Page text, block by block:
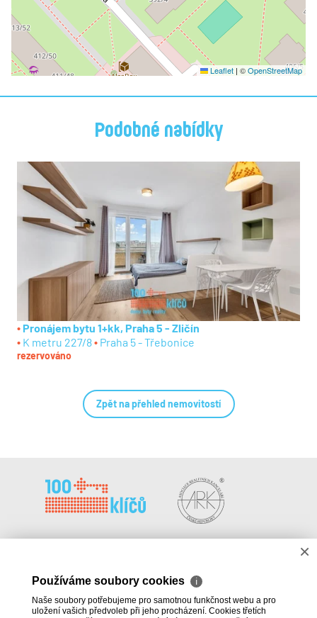
Leaflet | ©OpenStreetMap
Podobné nabídky
Pronájem bytu 1+kk, Praha 5 - Zličín
K metru 227/8
Praha 5 - Třebonice
rezervováno
Zpět na přehled nemovitostí
110 00 Praha 1
U pasáže Zlatý Anděl
Blog
×
Používáme soubory cookies ℹ
Naše soubory potřebujeme pro samotnou funkčnost webu a pro
uložení vašich předvoleb při jeho procházení. Cookies třetích